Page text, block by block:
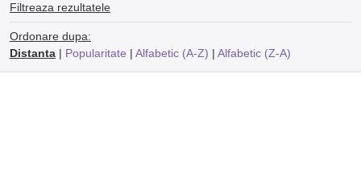
Filtreaza rezultatele
Ordonare dupa:
Distanta| Popularitate | Alfabetic (A-Z) | Alfabetic (Z-A)